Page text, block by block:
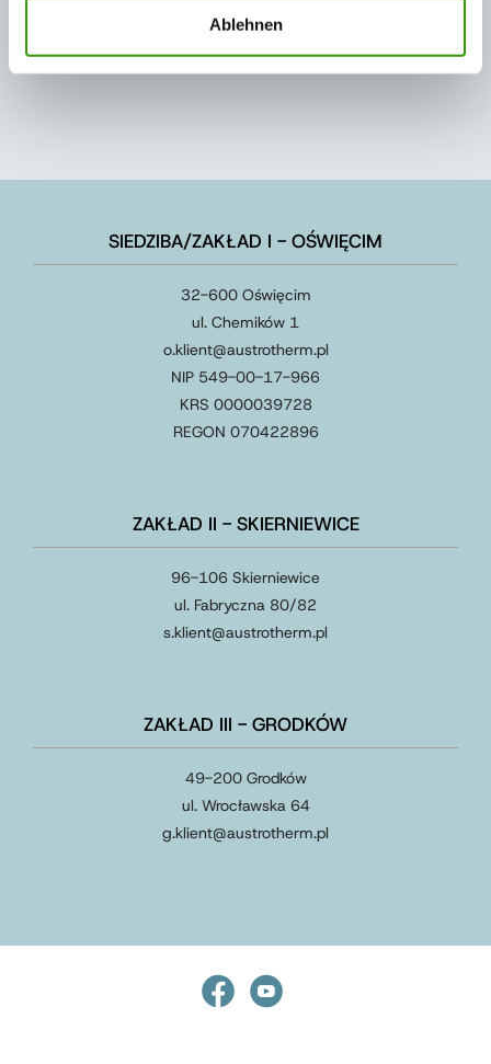
Ablehnen
l.oborzelski@austrotherm.pl
SIEDZIBA/ZAKŁAD I - OŚWIĘCIM
32-600 Oświęcim
ul. Chemików 1
o.klient@austrotherm.pl
NIP 549-00-17-966
KRS 0000039728
REGON 070422896
ZAKŁAD II - SKIERNIEWICE
96-106 Skierniewice
ul. Fabryczna 80/82
s.klient@austrotherm.pl
ZAKŁAD III - GRODKÓW
49-200 Grodków
ul. Wrocławska 64
g.klient@austrotherm.pl